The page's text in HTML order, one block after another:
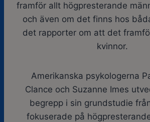
framför allt högpresterande
och även om det finns hos
det rapporter om att det
kvinnor.
Amerikanska psykologerna
Clance och Suzanne Imes
begrepp i sin grundstudie
fokuserade på